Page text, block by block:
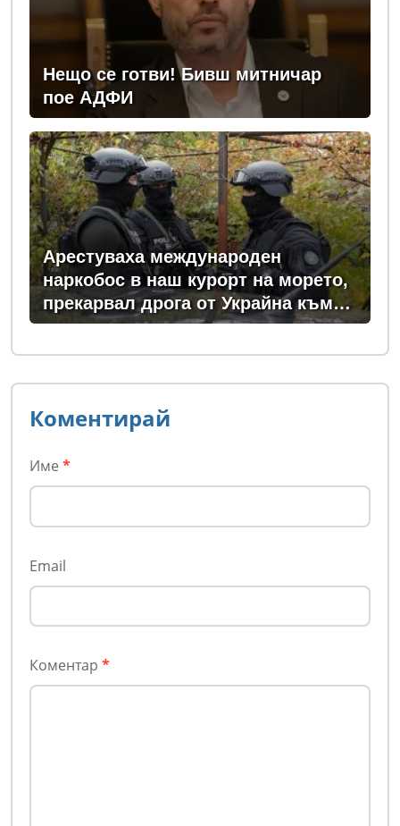
Нещо се готви! Бивш митничар
пое АДФИ
Арестуваха международен
наркобос в наш курорт на морето,
прекарвал дрога от Украйна към
ЕС
Коментирай
Име *
Email
Коментар *